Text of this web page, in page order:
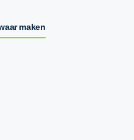
maken